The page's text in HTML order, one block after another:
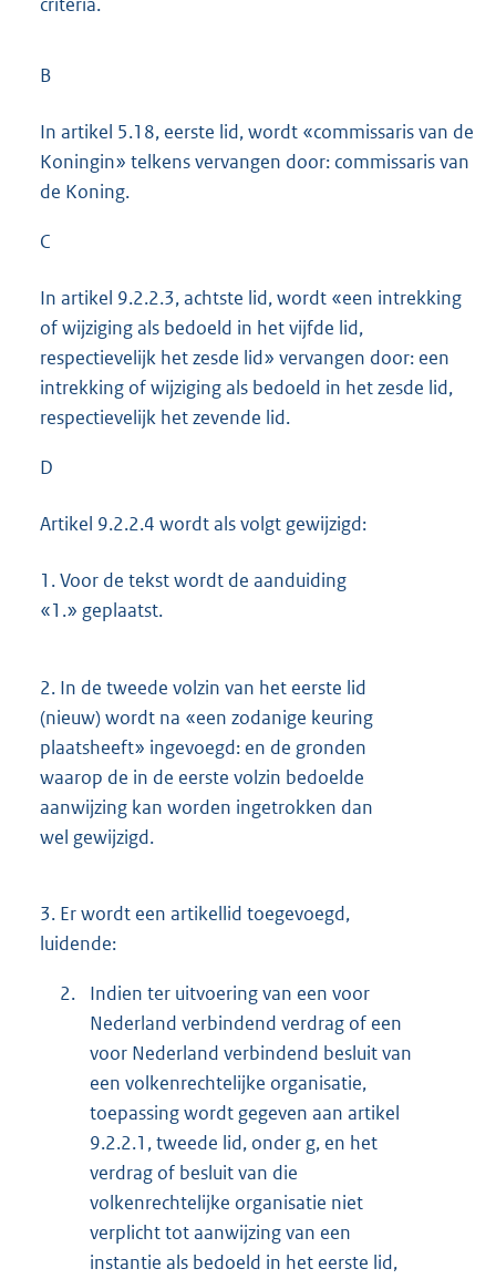
B
In artikel 5.18, eerste lid, wordt «commissaris van de
Koningin» telkens vervangen door: commissaris van
de Koning.
C
In artikel 9.2.2.3, achtste lid, wordt «een intrekking
of wijziging als bedoeld in het vijfde lid,
respectievelijk het zesde lid» vervangen door: een
intrekking of wijziging als bedoeld in het zesde lid,
respectievelijk het zevende lid.
D
Artikel 9.2.2.4 wordt als volgt gewijzigd:
1.Voor de tekst wordt de aanduiding
«1.» geplaatst.
2. In de tweede volzin van het eerste lid
(nieuw) wordt na «een zodanige keuring
plaatsheeft» ingevoegd: en de gronden
waarop de in de eerste volzin bedoelde
aanwijzing kan worden ingetrokken dan
wel gewijzigd.
3. Er wordt een artikellid toegevoegd,
luidende:
2.
Indien ter uitvoering van een voor
Nederland verbindend verdrag of een
voor Nederland verbindend besluit van
een volkenrechtelijke organisatie,
toepassing wordt gegeven aan artikel
9.2.2.1, tweede lid, onder g, en het
verdrag of besluit van die
volkenrechtelijke organisatie niet
verplicht tot aanwijzing van een
instantie als bedoeld in het eerste lid,